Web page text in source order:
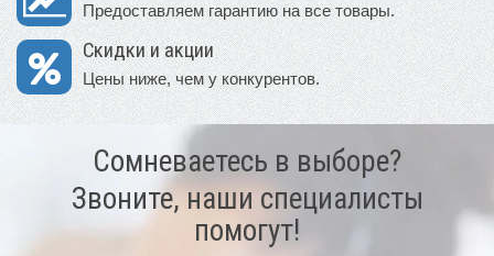
Предоставляем гарантию на все товары.
Скидки и акции
Цены ниже, чем у конкурентов.
Сомневаетесь в выборе?
Звоните, наши специалисты
помогут!